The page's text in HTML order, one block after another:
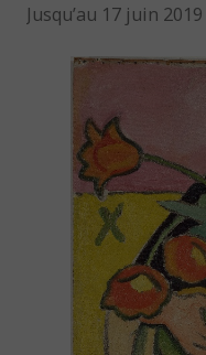
Jusqu’au 17 juin 2019